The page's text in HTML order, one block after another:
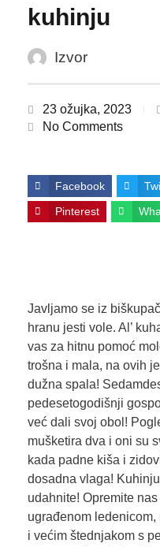
kuhinju
Izvor
23 ožujka, 2023
No Comments
Facebook
Pinterest
Javljamo se iz
hranu jesti vole. Al’
vas za hitnu pomoć
trošna i mala, na ovih
dužna spala!
pedesetogodišnji
već dali svoj obol!
mušketira dva i oni su
kada padne kiša i
dosadna vlaga!
udahnite! Opremite
ugrađenom
i većim štednjakom s